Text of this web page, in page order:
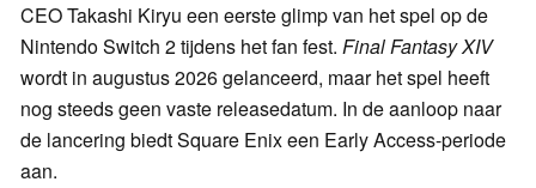
CEO Takashi Kiryu een eerste glimp van het spel op de
Nintendo Switch 2 tijdens het fan fest. Final Fantasy XIV
wordt in augustus 2026 gelanceerd, maar het spel heeft
nog steeds geen vaste releasedatum. In de aanloop naar
de lancering biedt Square Enix een Early Access-periode
aan.